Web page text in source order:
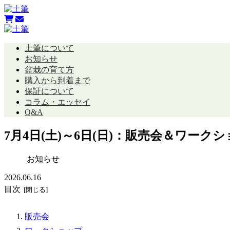
土筆について
お知らせ
盆栽の育て方
購入から到着まで
保証について
コラム・エッセイ
Q&A
7月4日(土)～6日(日)：販売会＆ワーク
お知らせ
2026.06.16
目次
販売会